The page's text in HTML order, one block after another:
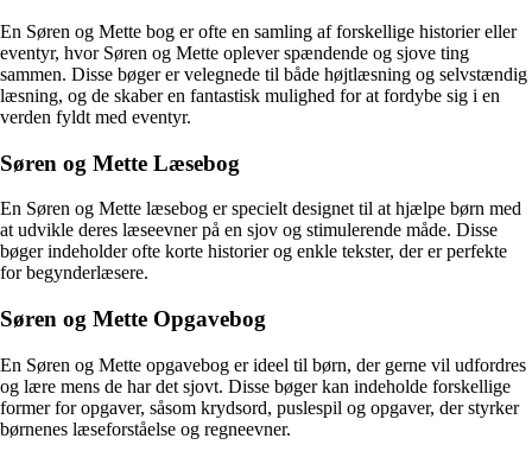
En Søren og Mette bog er ofte en samling af forskellige historier eller
eventyr, hvor Søren og Mette oplever spændende og sjove ting
sammen. Disse bøger er velegnede til både højtlæsning og selvstændig
læsning, og de skaber en fantastisk mulighed for at fordybe sig i en
verden fyldt med eventyr.
Søren og Mette Læsebog
En Søren og Mette læsebog er specielt designet til at hjælpe børn med
at udvikle deres læseevner på en sjov og stimulerende måde. Disse
bøger indeholder ofte korte historier og enkle tekster, der er perfekte
for begynderlæsere.
Søren og Mette Opgavebog
En Søren og Mette opgavebog er ideel til børn, der gerne vil udfordres
og lære mens de har det sjovt. Disse bøger kan indeholde forskellige
former for opgaver, såsom krydsord, puslespil og opgaver, der styrker
børnenes læseforståelse og regneevner.